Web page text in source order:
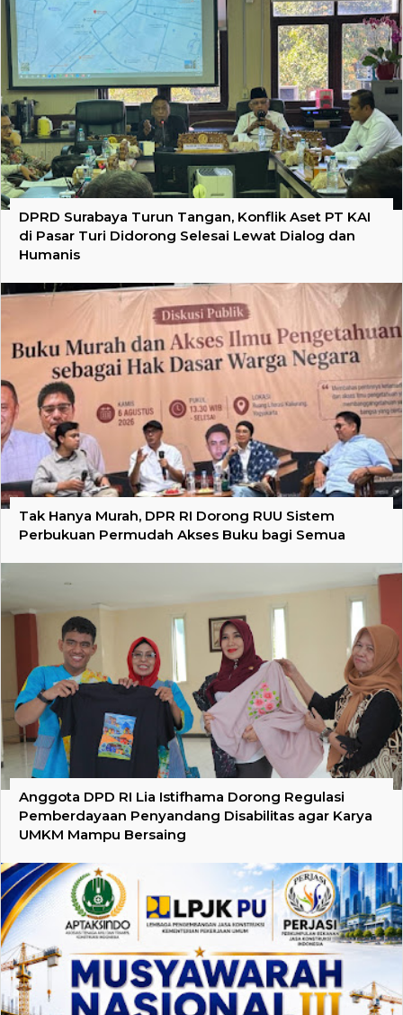
DPRD Surabaya Turun Tangan, Konflik Aset PT KAI
di Pasar Turi Didorong Selesai Lewat Dialog dan
Humanis
Tak Hanya Murah, DPR RI Dorong RUU Sistem
Perbukuan Permudah Akses Buku bagi Semua
Anggota DPD RI Lia Istifhama Dorong Regulasi
Pemberdayaan Penyandang Disabilitas agar Karya
UMKM Mampu Bersaing